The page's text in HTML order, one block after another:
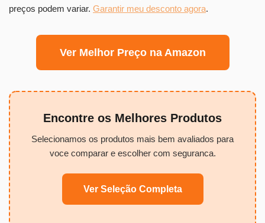
preços podem variar. Garantir meu desconto agora.
Ver Melhor Preço na Amazon
Encontre os Melhores Produtos
Selecionamos os produtos mais bem avaliados para
voce comparar e escolher com seguranca.
Ver Seleção Completa